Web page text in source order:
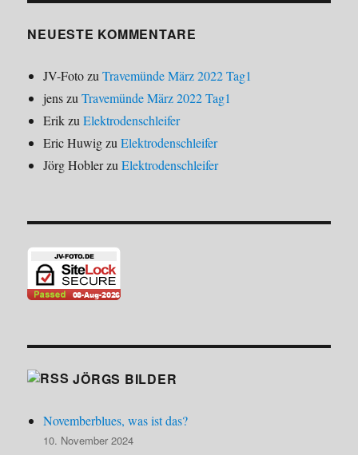
NEUESTE KOMMENTARE
JV-FotozuTravemünde März 2022 Tag1
jenszuTravemünde März 2022 Tag1
ErikzuElektrodenschleifer
Eric HuwigzuElektrodenschleifer
Jörg HoblerzuElektrodenschleifer
JÖRGS BILDER
Novemberblues, was ist das?
10. November 2024